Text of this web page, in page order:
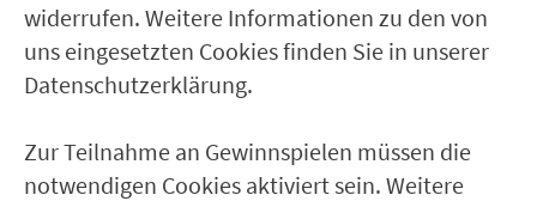
Be­die­nungs­ge­biet NEA Mobil
herunterladen
widerrufen. Weitere Informationen zu den von
uns eingesetzten Cookies finden Sie in unserer
Datenschutzerklärung.
Zur Teilnahme an Gewinnspielen müssen die
notwendigen Cookies aktiviert sein. Weitere